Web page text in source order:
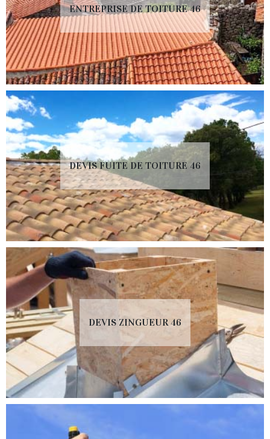
ENTREPRISE DE TOITURE 46
DEVIS FUITE DE TOITURE 46
DEVIS ZINGUEUR 46